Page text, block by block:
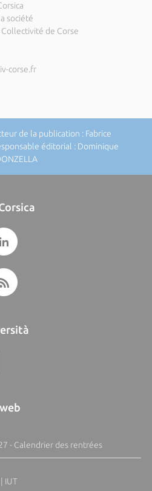
société
de Corse
corse.fr
de la publication : Fabrice
éditorial : Dominique
- Calendrier des rentrées
IUT